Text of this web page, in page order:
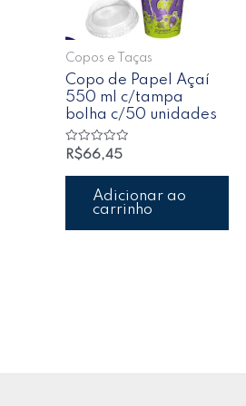
Copos e Taças
Copo de Papel Açaí
550 ml c/tampa
bolha c/50 unidades
Avaliação
de
R$66,45
Adicionar ao
carrinho